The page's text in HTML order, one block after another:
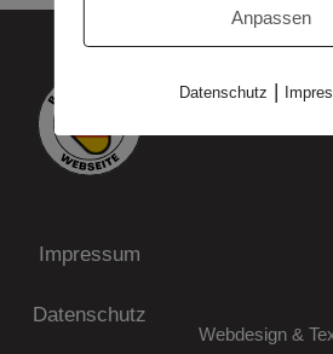
Impressum
Datenschutz
Webdesign &
Anpassen
Datenschutz |